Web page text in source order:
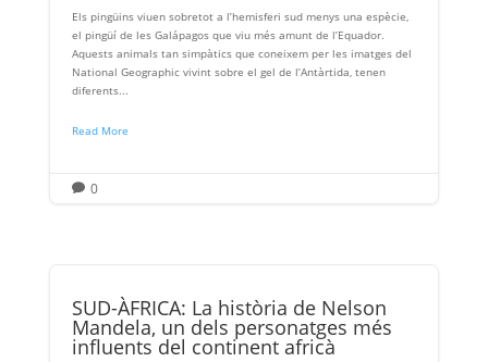
Els pingüins viuen sobretot a l’hemisferi sud menys una espècie,
el pingüí de les Galápagos que viu més amunt de l’Equador.
Aquests animals tan simpàtics que coneixem per les imatges del
National Geographic vivint sobre el gel de l’Antàrtida, tenen
diferents...
Read More
 0
SUD-ÀFRICA: La història de Nelson
Mandela, un dels personatges més
influents del continent africà